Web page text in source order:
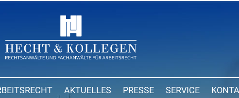
AKTUELLES PRESSE SERVICE